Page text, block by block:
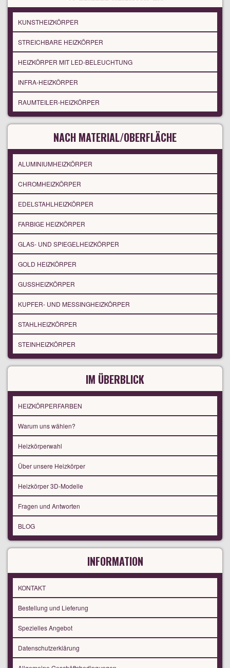
KUNSTHEIZKÖRPER
STREICHBARE HEIZKÖRPER
HEIZKÖRPER MIT LED-BELEUCHTUNG
INFRA-HEIZKÖRPER
RAUMTEILER-HEIZKÖRPER
NACH MATERIAL/OBERFLÄCHE
ALUMINIUMHEIZKÖRPER
CHROMHEIZKÖRPER
EDELSTAHLHEIZKÖRPER
FARBIGE HEIZKÖRPER
GLAS- UND SPIEGELHEIZKÖRPER
GOLD HEIZKÖRPER
GUSSHEIZKÖRPER
KUPFER- UND MESSINGHEIZKÖRPER
STAHLHEIZKÖRPER
STEINHEIZKÖRPER
IM ÜBERBLICK
HEIZKÖRPERFARBEN
Warum uns wählen?
Heizkörperwahl
Über unsere Heizkörper
Heizkörper 3D-Modelle
Fragen und Antworten
BLOG
INFORMATION
KONTAKT
Bestellung und Lieferung
Spezielles Angebot
Datenschutzerklärung